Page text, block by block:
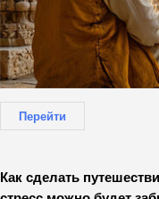
Перейти
Как сделать